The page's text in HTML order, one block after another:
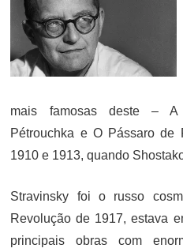
mais famosas deste – A
Pétrouchka e O Pássaro de
1910 e 1913, quando
Stravinsky foi o russo
Revolução de 1917, estava
principais obras com